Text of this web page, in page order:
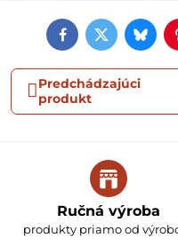
FacebookTwitter
Predchádzajúci
produkt
Ručná výroba
produkty priamo od